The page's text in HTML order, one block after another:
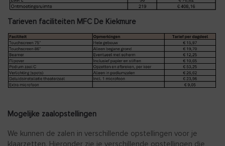
Tarieven faciliteiten MFC De Kiekmure
Mogelijke zaalopstellingen
We kunnen de zalen in verschillende opstellingen voor je
klaarzetten. Hieronder zie je verschillende opstellingen die